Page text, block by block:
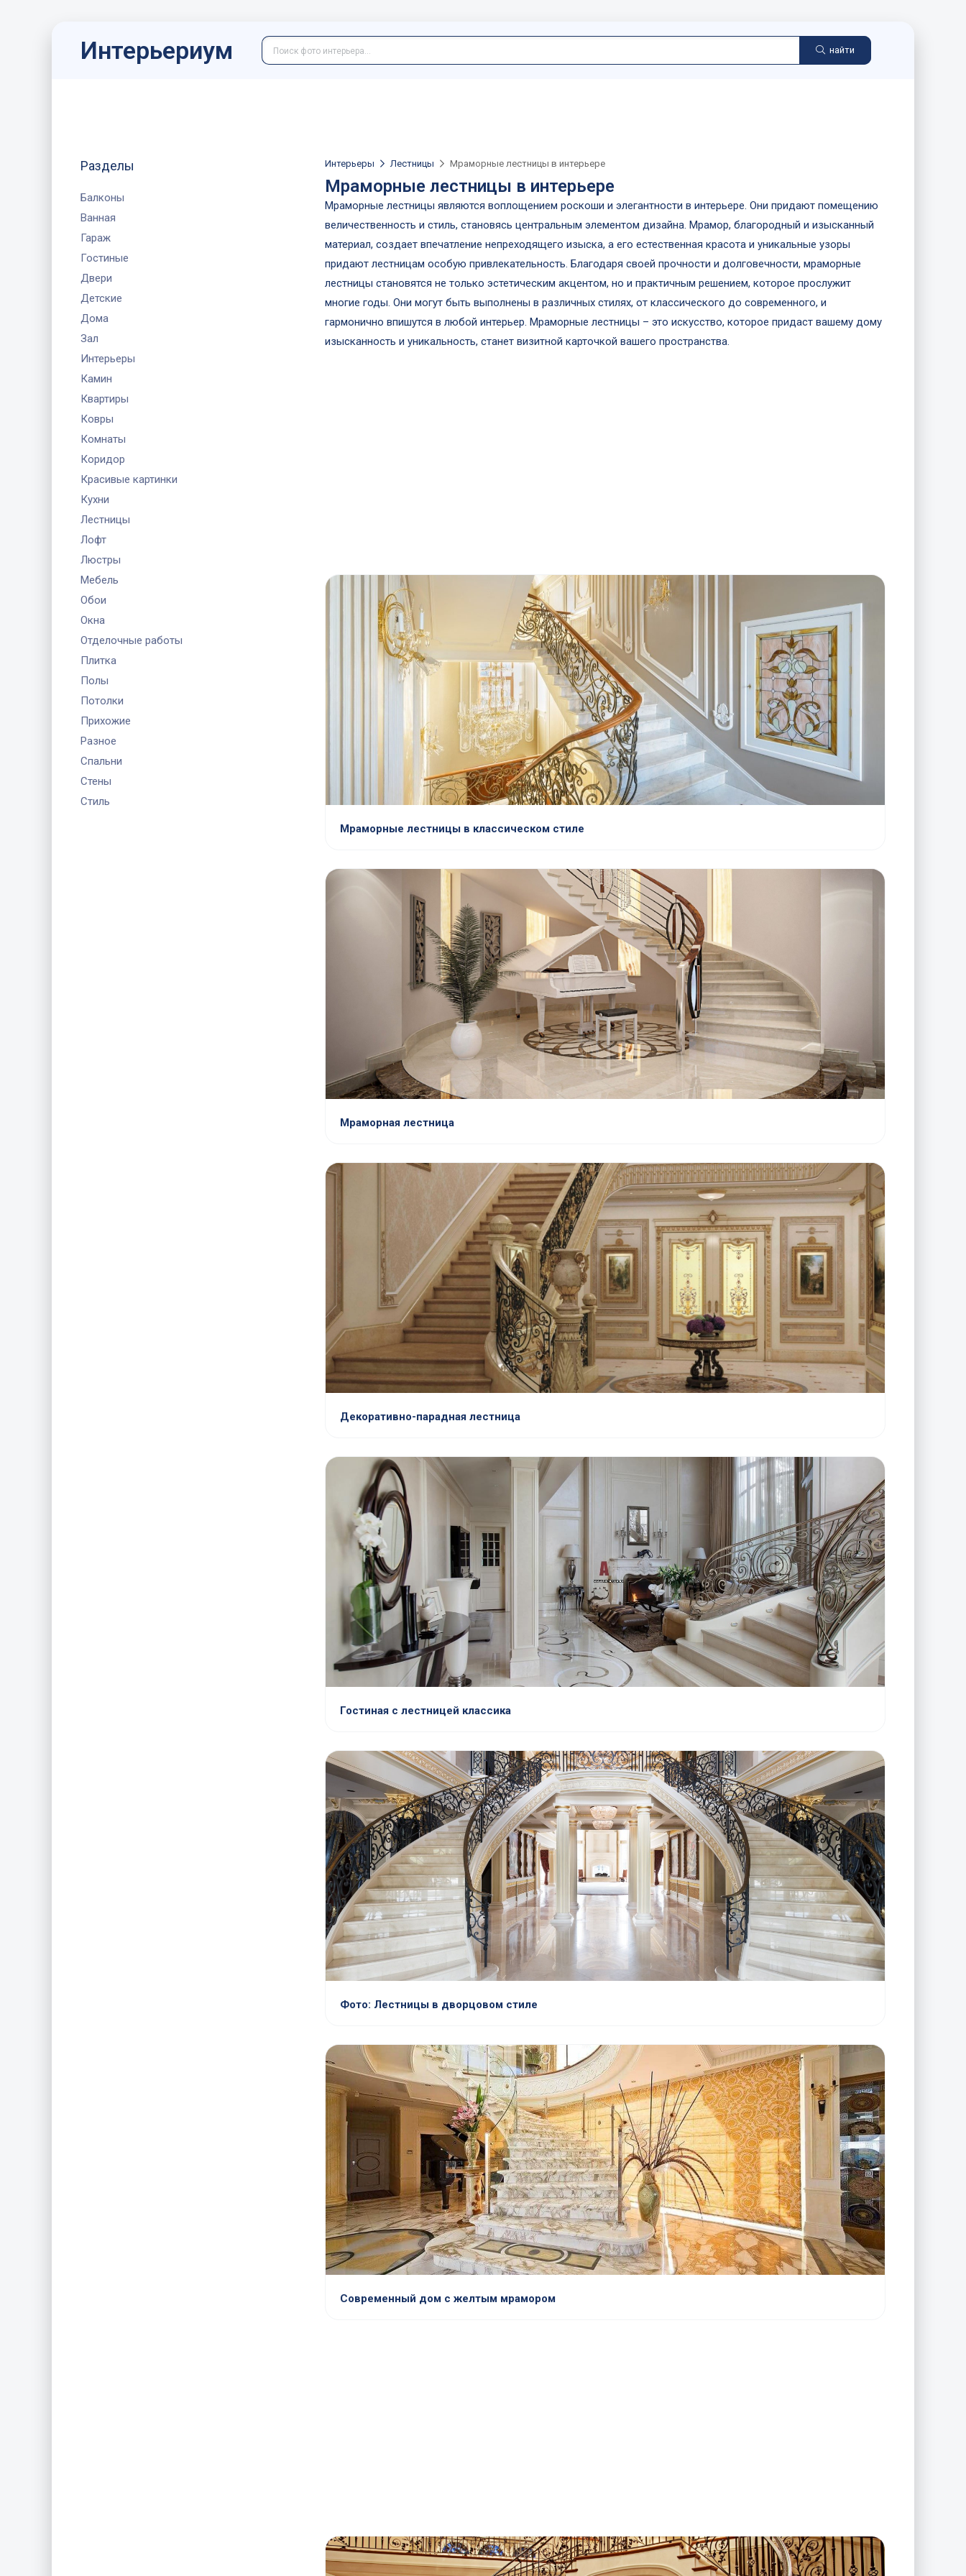
Интерьериум найти
Разделы
Балконы
Ванная
Гараж
Гостиные
Двери
Детские
Дома
Зал
Интерьеры
Камин
Квартиры
Ковры
Комнаты
Коридор
Красивые картинки
Кухни
Лестницы
Лофт
Люстры
Мебель
Обои
Окна
Отделочные работы
Плитка
Полы
Потолки
Прихожие
Разное
Спальни
Стены
Стиль
Интерьеры Лестницы Мраморные лестницы в интерьере
Мраморные лестницы в интерьере
Мраморные лестницы являются воплощением роскоши и элегантности в интерьере. Они придают помещению
величественность и стиль, становясь центральным элементом дизайна. Мрамор, благородный и изысканный
материал, создает впечатление непреходящего изыска, а его естественная красота и уникальные узоры
придают лестницам особую привлекательность. Благодаря своей прочности и долговечности, мраморные
лестницы становятся не только эстетическим акцентом, но и практичным решением, которое прослужит
многие годы. Они могут быть выполнены в различных стилях, от классического до современного, и
гармонично впишутся в любой интерьер. Мраморные лестницы – это искусство, которое придаст вашему дому
изысканность и уникальность, станет визитной карточкой вашего пространства.
Мраморные лестницы в классическом стиле
Мраморная лестница
Декоративно-парадная лестница
Гостиная с лестницей классика
Фото: Лестницы в дворцовом стиле
Современный дом с желтым мрамором